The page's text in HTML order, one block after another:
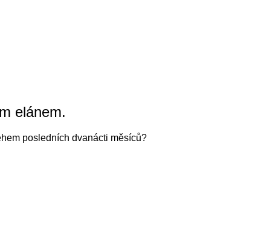
elánem.
posledních dvanácti měsíců?